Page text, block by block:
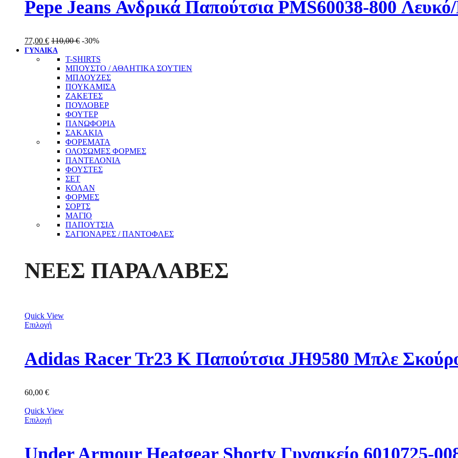
Pepe Jeans Ανδρικά Παπούτσια PMS60038-800
77,00 € 110,00€ -30%
ΓΥΝΑΙΚΑ
T-SHIRTS
ΜΠΟΥΣΤΟ / ΑΘΛΗΤΙΚΑ ΣΟΥΤΙΕΝ
ΜΠΛΟΥΖΕΣ
ΠΟΥΚΑΜΙΣΑ
ΖΑΚΕΤΕΣ
ΠΟΥΛΟΒΕΡ
ΦΟΥΤΕΡ
ΠΑΝΩΦΟΡΙΑ
ΣΑΚΑΚΙΑ
ΦΟΡΕΜΑΤΑ
ΟΛΟΣΩΜΕΣ ΦΟΡΜΕΣ
ΠΑΝΤΕΛΟΝΙΑ
ΦΟΥΣΤΕΣ
ΣΕΤ
ΚΟΛΑΝ
ΦΟΡΜΕΣ
ΣΟΡΤΣ
ΜΑΓΙΟ
ΠΑΠΟΥΤΣΙΑ
ΣΑΓΙΟΝΑΡΕΣ / ΠΑΝΤΟΦΛΕΣ
ΝΕΕΣ ΠΑΡΑΛΑΒΕΣ
Quick View
Επιλογή
Adidas Racer Tr23 K Παπούτσια JH9580 Μπλε
60,00 €
Quick View
Επιλογή